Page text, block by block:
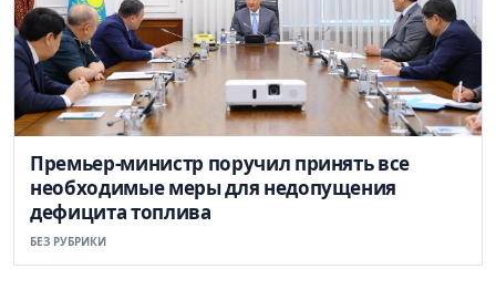
Премьер-министр поручил принять все
необходимые меры для недопущения
дефицита топлива
БЕЗ РУБРИКИ